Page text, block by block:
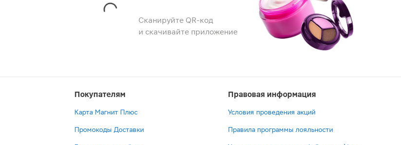
Сканируйте QR-код
и скачивайте приложение
Покупателям
Карта Магнит Плюс
Промокоды Доставки
Правовая информация
Условия проведения акций
Правила программы лояльности